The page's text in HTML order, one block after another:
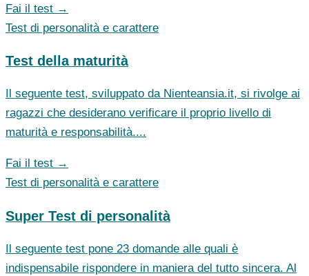
Fai il test →
Test di personalità e carattere
Test della maturità
Il seguente test, sviluppato da Nienteansia.it, si rivolge ai
ragazzi che desiderano verificare il proprio livello di
maturità e responsabilità....
Fai il test →
Test di personalità e carattere
Super Test di personalità
Il seguente test pone 23 domande alle quali è
indispensabile rispondere in maniera del tutto sincera. Al